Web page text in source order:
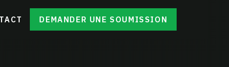
DEMANDER UNE SOUMISSION